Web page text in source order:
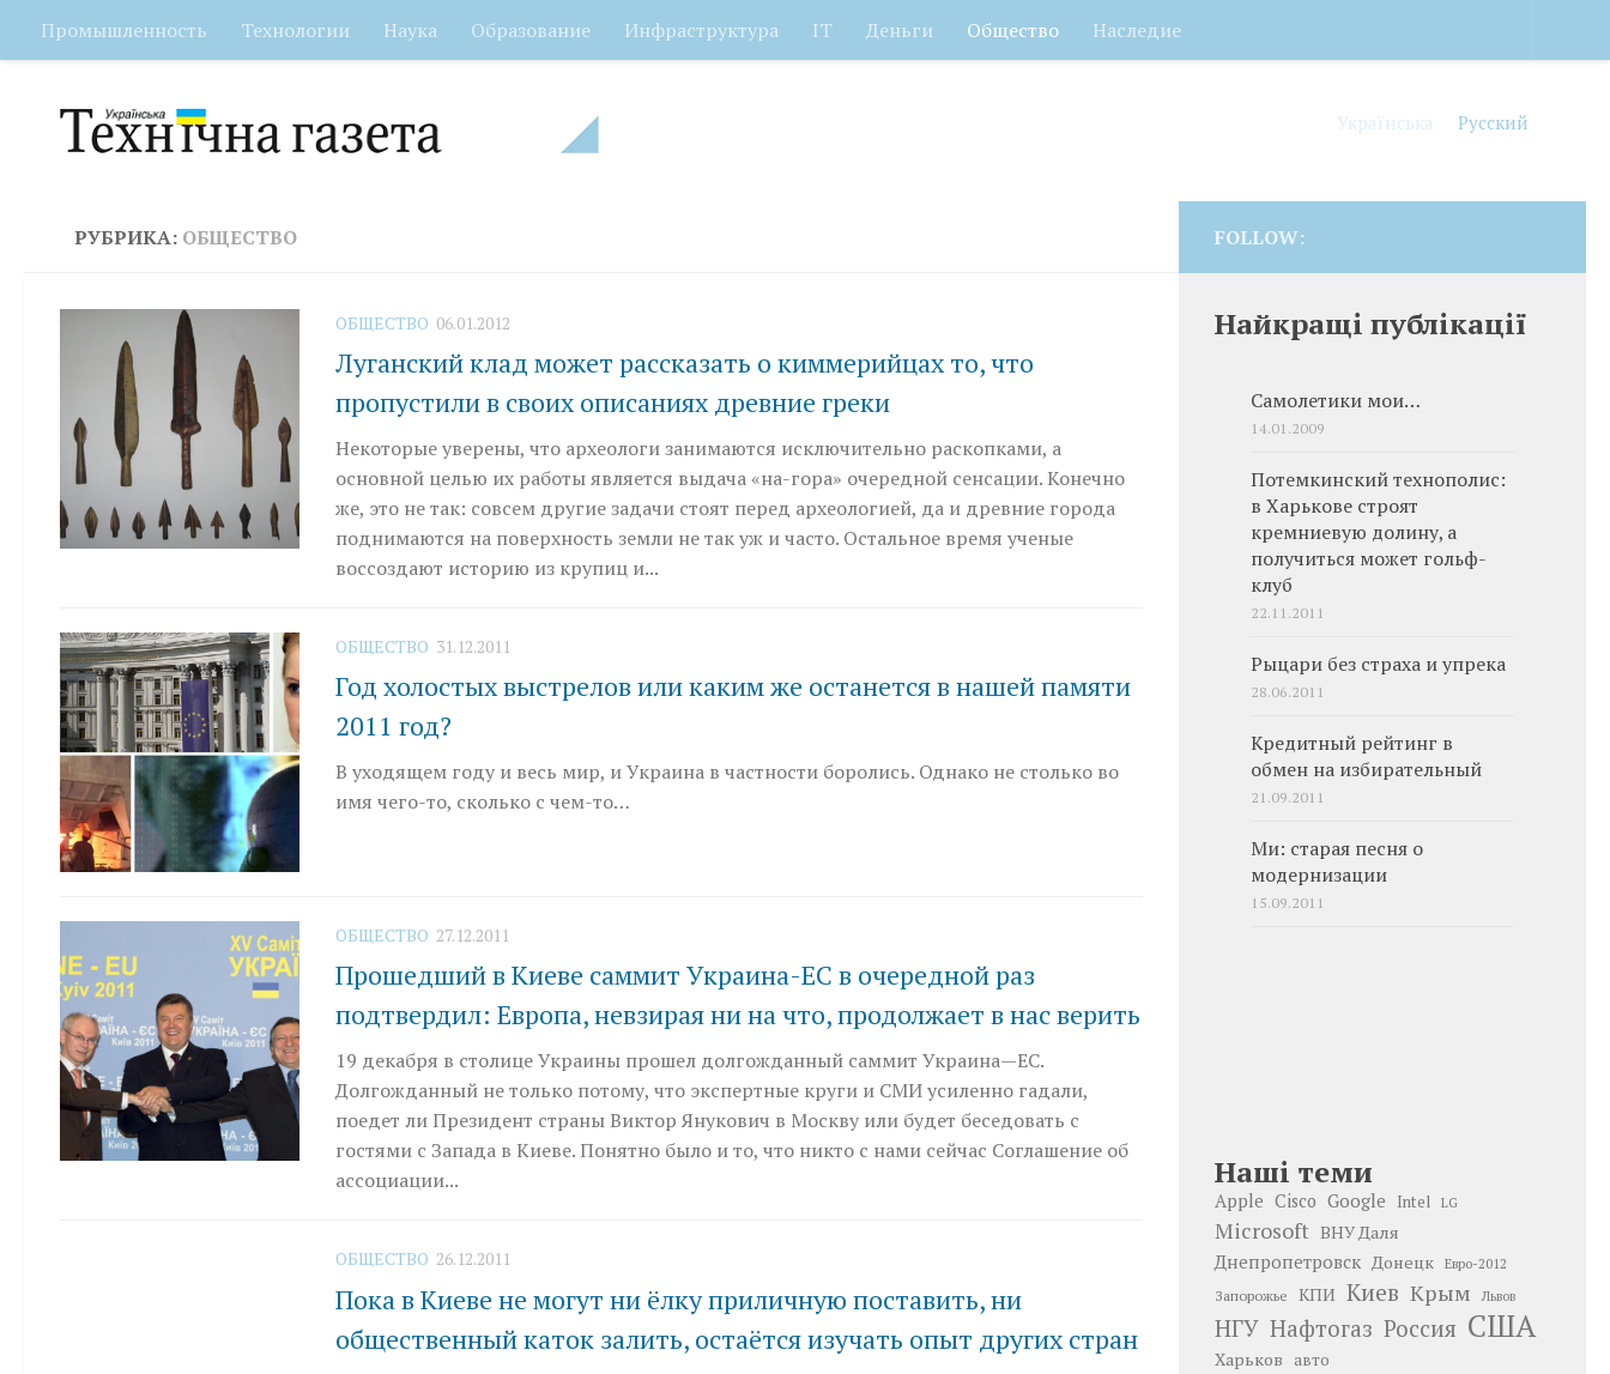
Перейти к содержимому
Промышленность Технологии Наука Образование Инфраструктура IT Деньги Общество Наследие
Українська Русский
РУБРИКА: ОБЩЕСТВО
ОБЩЕСТВО 06.01.2012
Луганский клад может рассказать о киммерийцах то, что
пропустили в своих описаниях древние греки
Некоторые уверены, что археологи занимаются исключительно раскопками, а
основной целью их работы является выдача «на-гора» очередной сенсации. Конечно
же, это не так: совсем другие задачи стоят перед архео­логией, да и древние города
поднимаются на поверхность земли не так уж и часто. Остальное время ученые
воссоздают историю из крупиц и...
ОБЩЕСТВО 31.12.2011
Год холостых выстрелов или каким же останется в нашей памяти
2011 год?
В уходящем году и весь мир, и Украина в частности боролись. Однако не столько во
имя чего-то, сколько с чем-то…
ОБЩЕСТВО 27.12.2011
Прошедший в Киеве саммит Украина-ЕС в очередной раз
подтвердил: Европа, невзирая ни на что, продолжает в нас верить
19 декабря в столице Украины прошел долгожданный саммит Украина—ЕС.
Долгожданный не только потому, что экспертные круги и СМИ усиленно гадали,
поедет ли Президент страны Виктор Янукович в Москву или будет беседовать с
гостями с Запада в Киеве. Понятно было и то, что никто с нами сейчас Соглашение об
ассоциации...
ОБЩЕСТВО 26.12.2011
Пока в Киеве не могут ни ёлку приличную поставить, ни
общественный каток залить, остаётся изучать опыт других стран
FOLLOW:
Найкращі публікації
Самолетики мои…
14.01.2009
Потемкинский технополис:
в Харькове строят
кремниевую долину, а
получиться может гольф-
клуб
22.11.2011
Рыцари без страха и упрека
28.06.2011
Кредитный рейтинг в
обмен на избирательный
21.09.2011
Ми: старая песня о
модернизации
15.09.2011
Наші теми
Apple Cisco Google Intel LG
Microsoft ВНУ Даля
Днепропетровск Донецк Евро-2012
Запорожье КПИ Киев Крым Львов
НГУ Нафтогаз Россия США
Харьков авто